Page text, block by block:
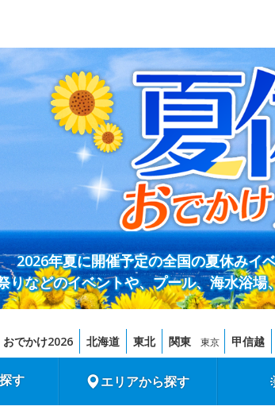
2026年夏に開催予定の全国の夏休みイ
りなどのイベントや、プール、海水浴
でかけ2026 北海道 東北 関東 東京 甲信越
す エリアから探す